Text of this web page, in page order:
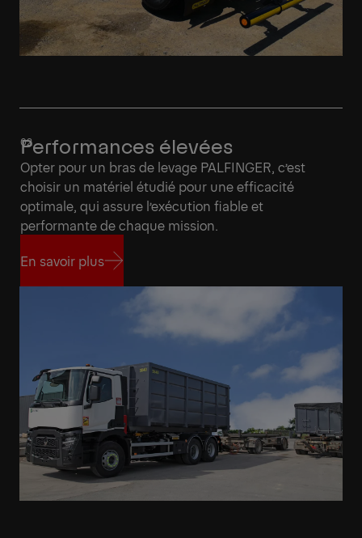
Performances élevées
Opter pour un bras de levage PALFINGER, c’est
choisir un matériel étudié pour une efficacité
optimale, qui assure l’exécution fiable et
performante de chaque mission.
En savoir plus